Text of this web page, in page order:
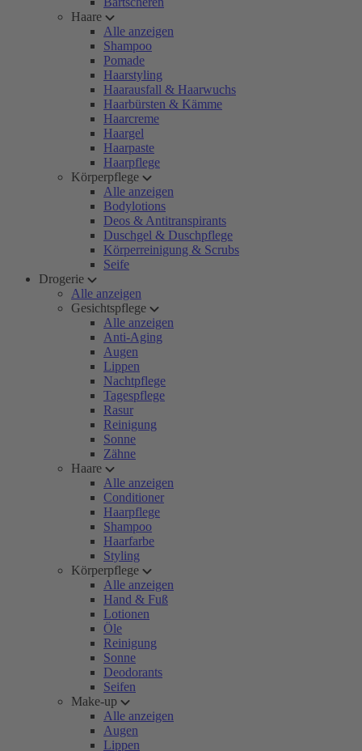
Haare
Alle anzeigen
Shampoo
Pomade
Haarstyling
Haarausfall & Haarwuchs
Haarbürsten & Kämme
Haarcreme
Haargel
Haarpaste
Haarpflege
Körperpflege
Alle anzeigen
Bodylotions
Deos & Antitranspirants
Duschgel & Duschpflege
Körperreinigung & Scrubs
Seife
Drogerie
Alle anzeigen
Gesichtspflege
Alle anzeigen
Anti-Aging
Augen
Lippen
Nachtpflege
Tagespflege
Rasur
Reinigung
Sonne
Zähne
Haare
Alle anzeigen
Conditioner
Haarpflege
Shampoo
Haarfarbe
Styling
Körperpflege
Alle anzeigen
Hand & Fuß
Lotionen
Öle
Reinigung
Sonne
Deodorants
Seifen
Make-up
Alle anzeigen
Augen
Lippen